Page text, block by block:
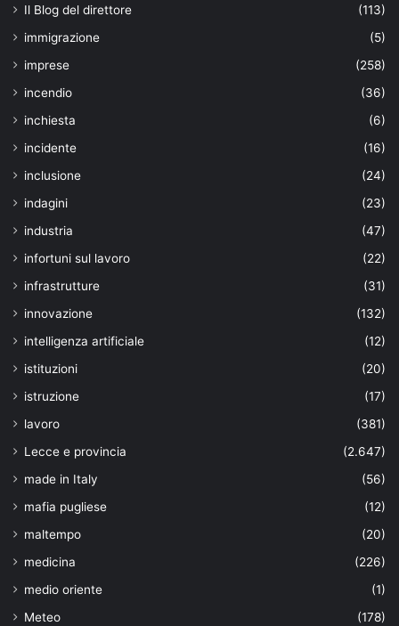
Il Blog del direttore
(113)
immigrazione
(5)
imprese
(258)
incendio
(36)
inchiesta
(6)
incidente
(16)
inclusione
(24)
indagini
(23)
industria
(47)
infortuni sul lavoro
(22)
infrastrutture
(31)
innovazione
(132)
intelligenza artificiale
(12)
istituzioni
(20)
istruzione
(17)
lavoro
(381)
Lecce e provincia
(2.647)
made in Italy
(56)
mafia pugliese
(12)
maltempo
(20)
medicina
(226)
medio oriente
(1)
Meteo
(178)